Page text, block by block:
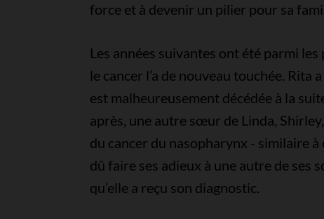
force et à devenir un pilier pour sa
Les années suivantes ont été parmi
le cancer l’a de nouveau touchée.
est malheureusement décédée à la
après, une autre sœur de Linda,
du cancer du nasopharynx - similaire
dû faire ses adieux à une autre de ses
qu’elle a reçu son diagnostic.